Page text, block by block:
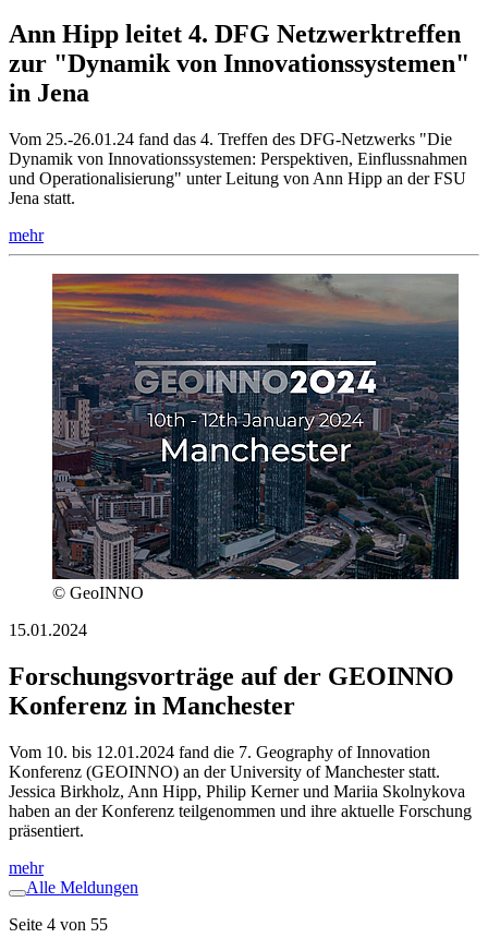
Ann Hipp leitet 4. DFG Netzwerktreffen
zur "Dynamik von Innovationssystemen"
in Jena
Vom 25.-26.01.24 fand das 4. Treffen des DFG-Netzwerks "Die
Dynamik von Innovationssystemen: Perspektiven, Einflussnahmen
und Operationalisierung" unter Leitung von Ann Hipp an der FSU
Jena statt.
mehr
© GeoINNO
15.01.2024
Forschungsvorträge auf der GEOINNO
Konferenz in Manchester
Vom 10. bis 12.01.2024 fand die 7. Geography of Innovation
Konferenz (GEOINNO) an der University of Manchester statt.
Jessica Birkholz, Ann Hipp, Philip Kerner und Mariia Skolnykova
haben an der Konferenz teilgenommen und ihre aktuelle Forschung
präsentiert.
mehr
Alle Meldungen
Seite 4 von 55